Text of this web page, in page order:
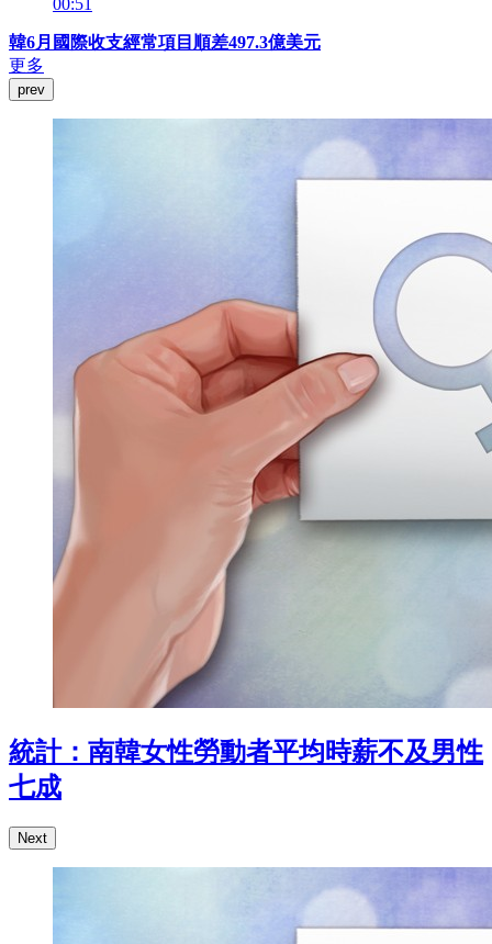
00:51
韓6月國際收支經常項目順差497.3億美元
更多
prev
統計：南韓女性勞動者平均時薪不及男性
七成
Next